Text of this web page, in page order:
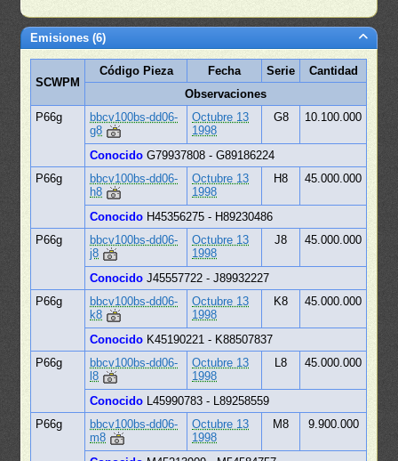
Emisiones (6)
SCWPM
Código Pieza Fecha Serie
Cantidad
Observaciones
P66g
bbcv100bs-dd06-
g8
Octubre 13
1998
G8 10.100.000
Conocido G79937808 - G89186224
P66g
bbcv100bs-dd06-
h8
Octubre 13
1998
H8 45.000.000
Conocido H45356275 - H89230486
P66g
bbcv100bs-dd06-
j8
Octubre 13
1998
J8 45.000.000
Conocido J45557722 - J89932227
P66g
bbcv100bs-dd06-
k8
Octubre 13
1998
K8 45.000.000
Conocido K45190221 - K88507837
P66g
bbcv100bs-dd06-
l8
Octubre 13
1998
L8 45.000.000
Conocido L45990783 - L89258559
P66g
bbcv100bs-dd06-
m8
Octubre 13
1998
M8 9.900.000